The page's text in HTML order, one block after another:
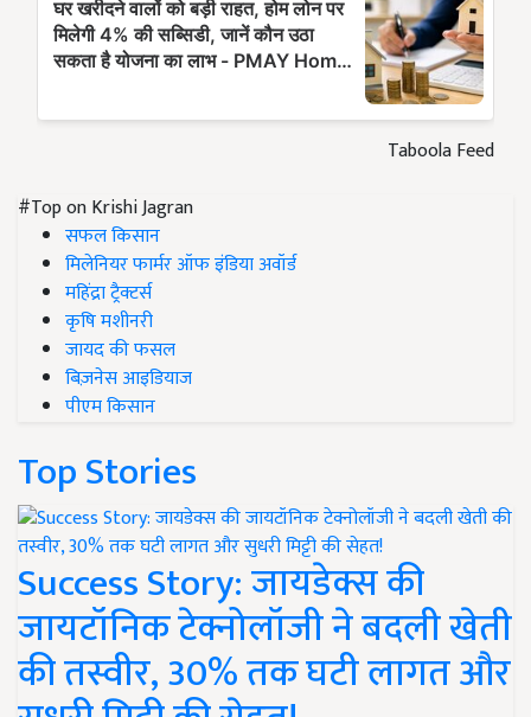
Taboola Feed
#Top on Krishi Jagran
सफल किसान
मिलेनियर फार्मर ऑफ इंडिया अवॉर्ड
महिंद्रा ट्रैक्टर्स
कृषि मशीनरी
जायद की फसल
बिज़नेस आइडियाज
पीएम किसान
Top Stories
Success Story: जायडेक्स की
जायटॉनिक टेक्नोलॉजी ने बदली खेती
की तस्वीर, 30% तक घटी लागत और